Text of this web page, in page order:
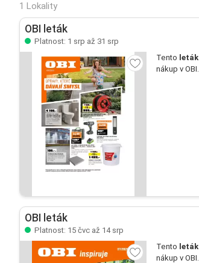
1 Lokality
OBI leták
Platnost: 1 srp až 31 srp
Tento leták
nákup v OBI.
OBI leták
Platnost: 15 čvc až 14 srp
Tento leták
nákup v OBI.